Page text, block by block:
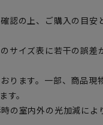
認の上、ご購入の目安
サイズ表に若干の誤差
ります。一部、商品現
。
の室内外の光加減によ